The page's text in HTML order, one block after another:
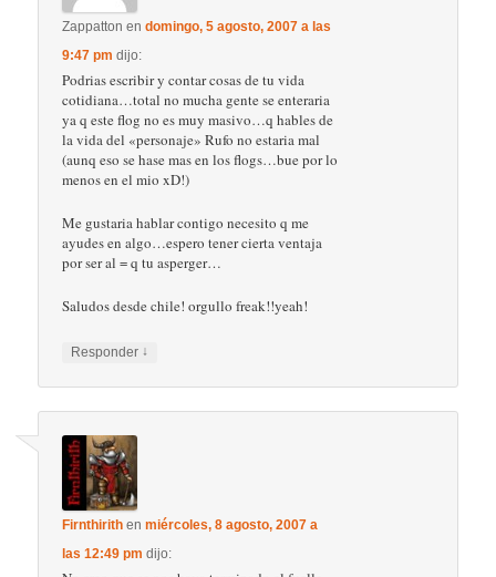
Zappatton endomingo, 5 agosto, 2007 a las
9:47 pm dijo:
Podrias escribir y contar cosas de tu vida
cotidiana…total no mucha gente se enteraria
ya q este flog no es muy masivo…q hables de
la vida del «personaje» Rufo no estaria mal
(aunq eso se hase mas en los flogs…bue por lo
menos en el mio xD!)
Me gustaria hablar contigo necesito q me
ayudes en algo…espero tener cierta ventaja
por ser al = q tu asperger…
Saludos desde chile! orgullo freak!!yeah!
Responder ↓
Firnthirith enmiércoles, 8 agosto, 2007 a
las 12:49 pm dijo: